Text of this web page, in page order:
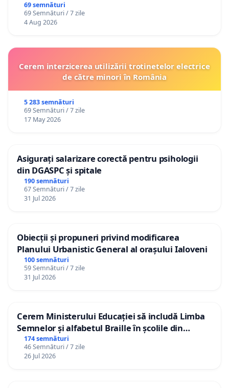
69 semnături
69 Semnături / 7 zile
4 Aug 2026
Cerem interzicerea utilizării trotinetelor electrice
de către minori în România
5 283 semnături
69 Semnături / 7 zile
17 May 2026
Asigurați salarizare corectă pentru psihologii
din DGASPC și spitale
190 semnături
67 Semnături / 7 zile
31 Jul 2026
Obiecții și propuneri privind modificarea
Planului Urbanistic General al orașului Ialoveni
100 semnături
59 Semnături / 7 zile
31 Jul 2026
Cerem Ministerului Educației să includă Limba
Semnelor și alfabetul Braille în școlile din
Republica Moldova!
174 semnături
46 Semnături / 7 zile
26 Jul 2026